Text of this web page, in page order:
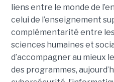
liens entre le monde de
celui de l’enseignement
complémentarité entre
sciences humaines et
d’accompagner au mieux
des programmes,